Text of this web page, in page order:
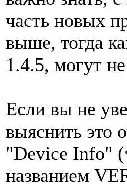
часть новых
выше, тогда
1.4.5, могут
Если вы не
выяснить это
"Device Info" (
названием